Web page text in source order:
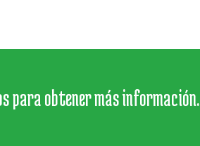
para obtener más información.